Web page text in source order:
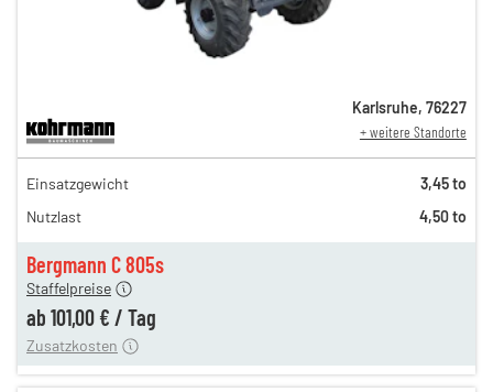
Bergmann C 805s
173,00 €
145,00 €
120,00 €
Staffelpreise
ab 101,00 € / Tag
12,00 €
Zusatzkosten
Karlsruhe, 76227
+ weitere Standorte
Einsatzgewicht
3,45 to
Nutzlast
4,50 to